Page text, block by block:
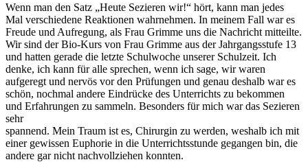
Wenn man den Satz „Heute Sezieren wir!“ hört, kann man jedes
Mal verschiedene Reaktionen wahrnehmen. In meinem Fall war es
Freude und Aufregung, als Frau Grimme uns die Nachricht mitteilte.
Wir sind der Bio-Kurs von Frau Grimme aus der Jahrgangsstufe 13
und hatten gerade die letzte Schulwoche unserer Schulzeit. Ich
denke, ich kann für alle sprechen, wenn ich sage, wir waren
aufgeregt und nervös vor den Prüfungen und genau deshalb war es
schön, nochmal andere Eindrücke des Unterrichts zu bekommen
und Erfahrungen zu sammeln. Besonders für mich war das Sezieren
sehr
spannend. Mein Traum ist es, Chirurgin zu werden, weshalb ich mit
einer gewissen Euphorie in die Unterrichtsstunde gegangen bin, die
andere gar nicht nachvollziehen konnten.